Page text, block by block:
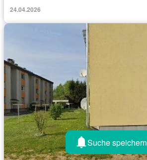
24.04.2026
Suche speichern